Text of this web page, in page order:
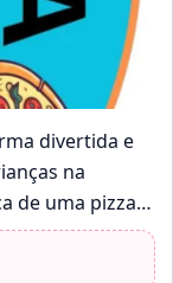
divertida e
na
de uma pizza,